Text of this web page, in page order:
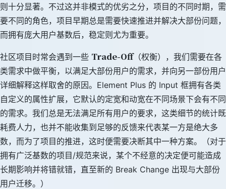
则十分显著。不过这并非模式的优劣之分，项目的不同时期，需
要不同的角色，项目早期总是需要快速推进并解决大部份问题，
而拥有庞大用户基数后，稳定则尤为重要。
社区项目时常会遇到一些 Trade-Off（权衡），我们需要在各
类需求中做平衡，以满足大部份用户的需求，并向另一部份用户
详细解释这样取舍的原因。Element Plus 的 Input 框拥有各类
自定义的属性扩展，它默认的定宽和动宽在不同场景下会有不同
的需求。我们总是无法满足所有用户的要求，这类细节的统计既
耗费人力，也并不能收集到足够的反馈来代表某一方是绝大多
数，而为了项目的推进，这时便需要决断其中一种方案。（对于
拥有广泛基数的项目/规范来说，某个不经意的决定便可能造成
长期影响并将错就错，直至新的 Break Change 出现与大部份
用户迁移。）